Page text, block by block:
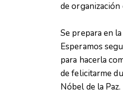
de
Se prepara en
Esperamos
para hacerla
de felicitarme
Nóbel de la Paz.